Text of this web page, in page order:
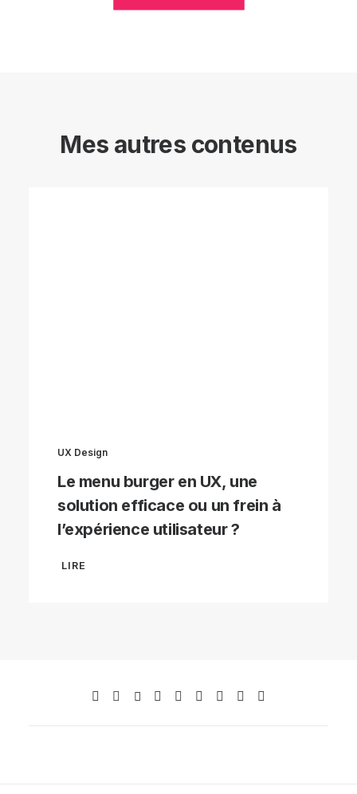
Mes autres contenus
UX Design
Le menu burger en UX, une
solution efficace ou un frein à
l’expérience utilisateur ?
LIRE